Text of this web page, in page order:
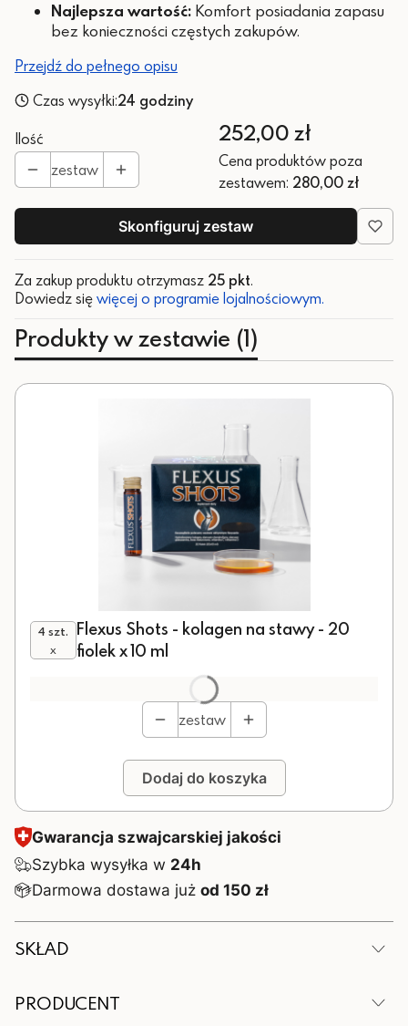
Najlepsza wartość: Komfort posiadania zapasu
bez konieczności częstych zakupów.
Przejdź do pełnego opisu
Czas wysyłki:24 godziny
Ilość
zestaw
Cena
252,00 zł
Cena produktów poza
zestawem: 280,00 zł
Skonfiguruj zestaw
Za zakup produktu otrzymasz 25 pkt.
Dowiedz się więcej o programie lojalnościowym.
Produkty w zestawie (1)
4 szt.
x
Flexus Shots - kolagen na stawy - 20
fiolek x 10 ml
Opcjonalne
zestaw
Dodaj do koszyka
Gwarancja szwajcarskiej jakości
Szybka wysyłka w 24h
Darmowa dostawa jużod 150 zł
SKŁAD
PRODUCENT